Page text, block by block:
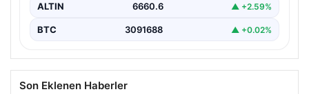
ALTIN 6660.6 ▲ +2.59%
BTC 3091688 ▲ +0.02%
Son Eklenen Haberler